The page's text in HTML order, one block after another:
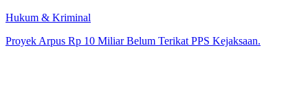
Hukum & Kriminal
Proyek Arpus Rp 10 Miliar Belum Terikat PPS Kejaksaan.